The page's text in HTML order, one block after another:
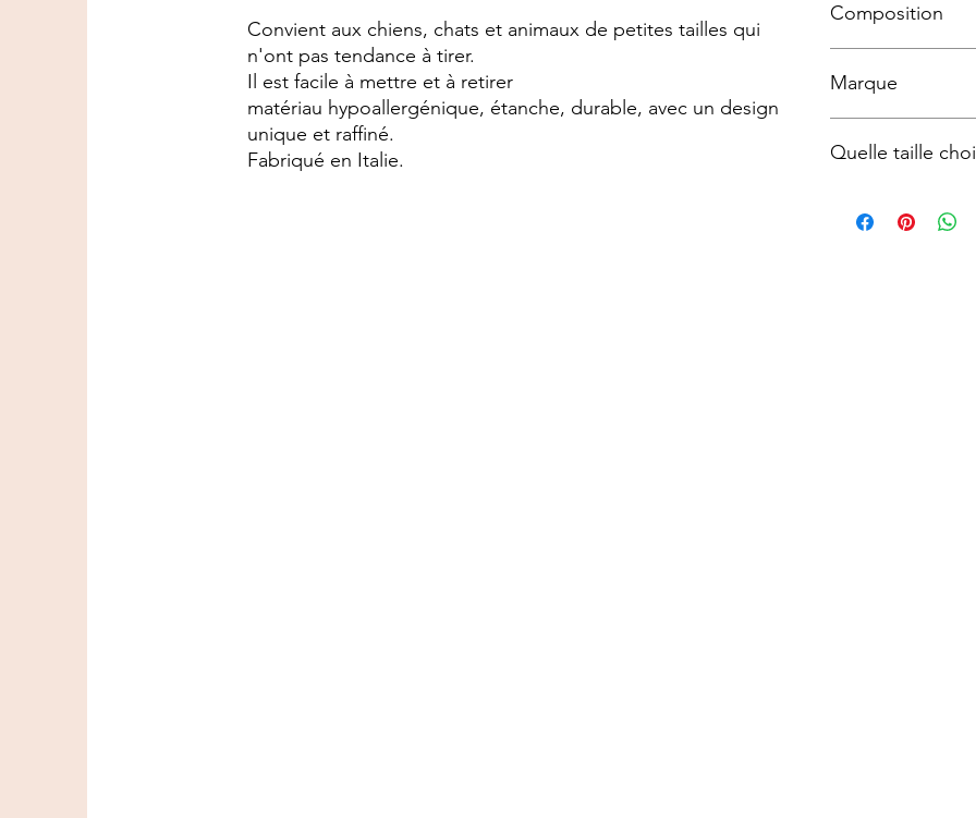
Convient aux chiens, chats et animaux de petites tailles qui
n'ont pas tendance à tirer.
Il est facile à mettre et à retirer
matériau hypoallergénique, étanche, durable, avec un design
unique et raffiné.
Fabriqué en Italie.
Composition
Marque
Quelle taille
TAILLE